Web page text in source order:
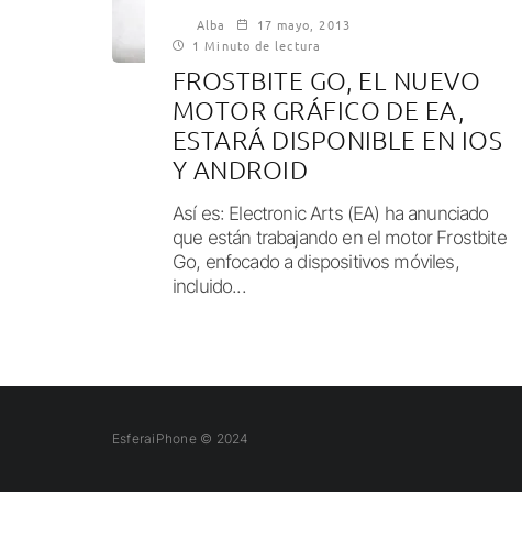
Alba
17 mayo, 2013
1 Minuto de lectura
FROSTBITE GO, EL NUEVO
MOTOR GRÁFICO DE EA,
ESTARÁ DISPONIBLE EN IOS
Y ANDROID
Así es: Electronic Arts (EA) ha anunciado
que están trabajando en el motor Frostbite
Go, enfocado a dispositivos móviles,
incluido...
EsferaiPhone © 2024